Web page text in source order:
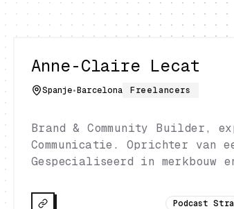
Anne-Claire Lecat
Spanje•Barcelona Freelancers
Brand & Community Builder,
Communicatie. Oprichter van
Gespecialiseerd in merkbouw
Podcast